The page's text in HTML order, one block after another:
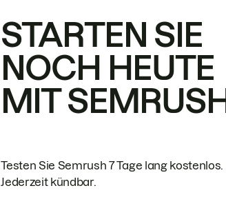
STARTEN SIE
NOCH HEUTE
MIT
Testen Sie Semrush 7 Tage lang kostenlos.
Jederzeit kündbar.